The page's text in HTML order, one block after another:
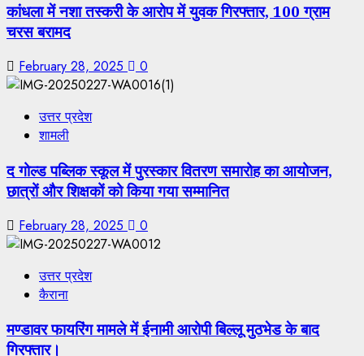
कांधला में नशा तस्करी के आरोप में युवक गिरफ्तार, 100 ग्राम
चरस बरामद
February 28, 2025 0
उत्तर प्रदेश
शामली
द गोल्ड पब्लिक स्कूल में पुरस्कार वितरण समारोह का आयोजन,
छात्रों और शिक्षकों को किया गया सम्मानित
February 28, 2025 0
उत्तर प्रदेश
कैराना
मण्डावर फायरिंग मामले में ईनामी आरोपी बिल्लू मुठभेड के बाद
गिरफ्तार।